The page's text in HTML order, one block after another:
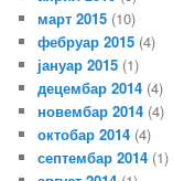
март 2015 (10)
фебруар 2015 (4)
јануар 2015 (1)
децембар 2014 (4)
новембар 2014 (4)
октобар 2014 (4)
септембар 2014 (1)